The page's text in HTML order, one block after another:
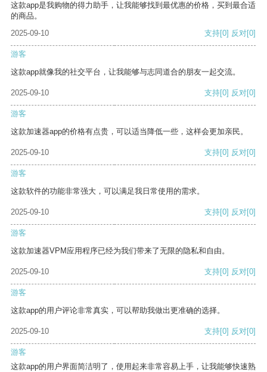
这款app是我购物的得力助手，让我能够找到最优惠的价格，买到最合适
的商品。
2025-09-10
支持[0] 反对[0]
游客
这款app就像我的社交平台，让我能够与志同道合的朋友一起交流。
2025-09-10 支持[0] 反对[0]
游客
这款加速器app的价格有点贵，可以适当降低一些，这样会更加亲民。
2025-09-10 支持[0] 反对[0]
游客
这款软件的功能非常强大，可以满足我日常使用的需求。
2025-09-10 支持[0] 反对[0]
游客
这款加速器VPM应用程序已经为我们带来了无限的隐私和自由。
2025-09-10 支持[0] 反对[0]
游客
这款app的用户评论非常真实，可以帮助我做出更准确的选择。
2025-09-10 支持[0] 反对[0]
游客
这款app的用户界面简洁明了，使用起来非常容易上手，让我能够快速熟